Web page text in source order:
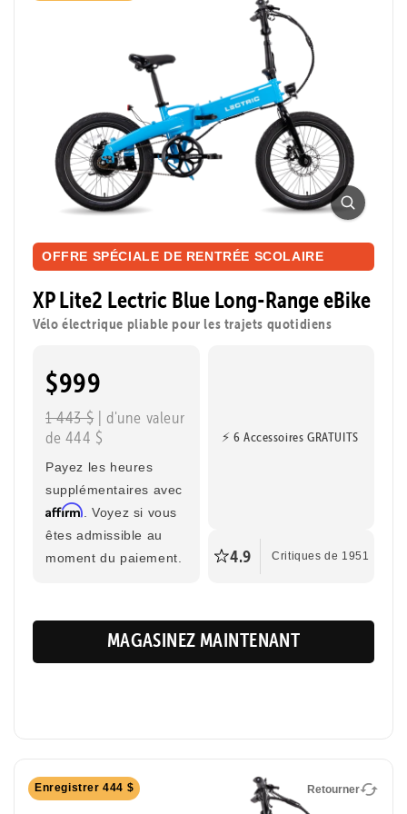
amusant. Parfait pour aller en classe à vélo, traverser
la ville ou faire une balade.
Vitesse maximale
32 km/h
Montage sans outils
Taille du cycliste
1,42 m - 1,88 m
Portée maximale
130 km
OFFRE SPÉCIALE DE RENTRÉE SCOLAIRE
XP Lite2 Lectric Blue Long-Range eBike
Vélo électrique pliable pour les trajets quotidiens
$999
1 443 $ | d'une valeur
de 444 $
Payez les heures
supplémentaires avec
Affirm . Voyez si vous
êtes admissible au
moment du paiement.
⚡ 6 Accessoires GRATUITS
4.9 Critiques de 1951
MAGASINEZ MAINTENANT
Enregistrer 444 $ Retourner